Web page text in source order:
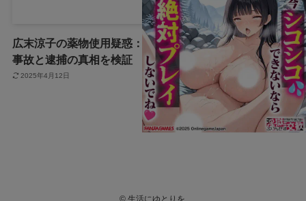
広末涼子の薬物使用疑惑：
事故と逮捕の真相を検証
2025年4月12日
広末涼子を名乗る女が暴行
逮捕！事件の全容を徹底調
査！
2025年4月12日